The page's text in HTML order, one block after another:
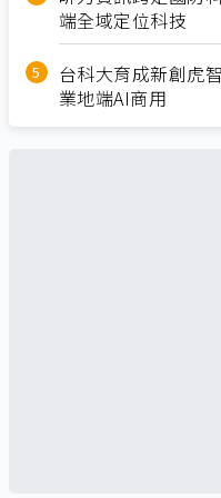
端全域定位科技
台科大育成新創虎
業地端AI商用